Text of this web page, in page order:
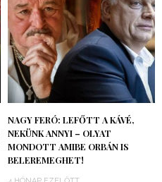
NAGY FERÓ: LEFŐTT A KÁVÉ,
NEKÜNK ANNYI – OLYAT
MONDOTT AMIBE ORBÁN IS
BELEREMEGHET!